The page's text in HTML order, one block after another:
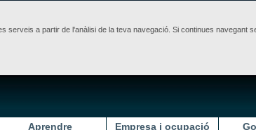
serveis a partir de l'anàlisi de la teva navegació. Si continues navegant
Aprendre Empresa i ocupació